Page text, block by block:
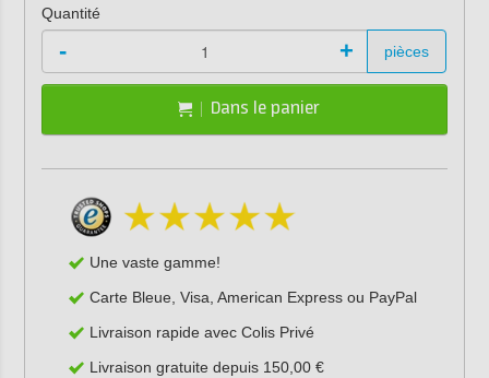
Quantité
- + pièces
Dans le panier
Une vaste gamme!
Carte Bleue, Visa, American Express ou PayPal
Livraison rapide avec Colis Privé
Livraison gratuite depuis 150,00 €